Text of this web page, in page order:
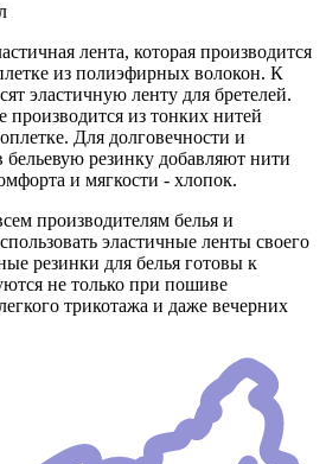
лента, которая производится
из полиэфирных волокон. К
эластичную ленту для бретелей.
производится из тонких нитей
Для долговечности и
бельевую резинку добавляют нити
и мягкости - хлопок.
производителям белья и
эластичные ленты своего
резинки для белья готовы к
не только при пошиве
трикотажа и даже вечерних